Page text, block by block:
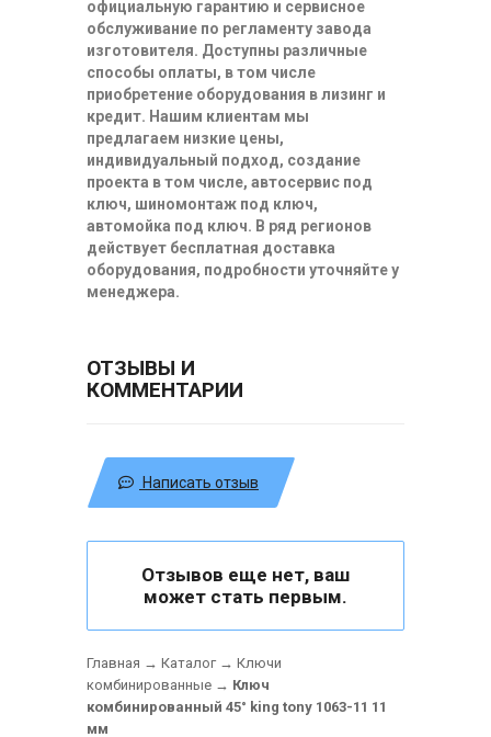
официальную гарантию и сервисное
обслуживание по регламенту завода
изготовителя. Доступны различные
способы оплаты, в том числе
приобретение оборудования в лизинг и
кредит. Нашим клиентам мы
предлагаем низкие цены,
индивидуальный подход, создание
проекта в том числе, автосервис под
ключ, шиномонтаж под ключ,
автомойка под ключ. В ряд регионов
действует бесплатная доставка
оборудования, подробности уточняйте у
менеджера.
ОТЗЫВЫ И
КОММЕНТАРИИ
Написать отзыв
Отзывов еще нет, ваш
может стать первым.
Главная → Каталог→ Ключи
комбинированные → Ключ
комбинированный 45° king tony 1063-11 11
мм